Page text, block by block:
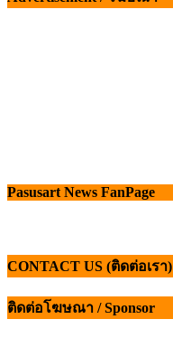
Pasusart News FanPage
CONTACT US (ติดต่อเรา)
ติดต่อโฆษณา / Sponsor